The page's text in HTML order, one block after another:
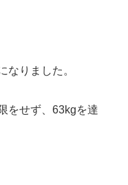
なりました。
をせず、63kgを達